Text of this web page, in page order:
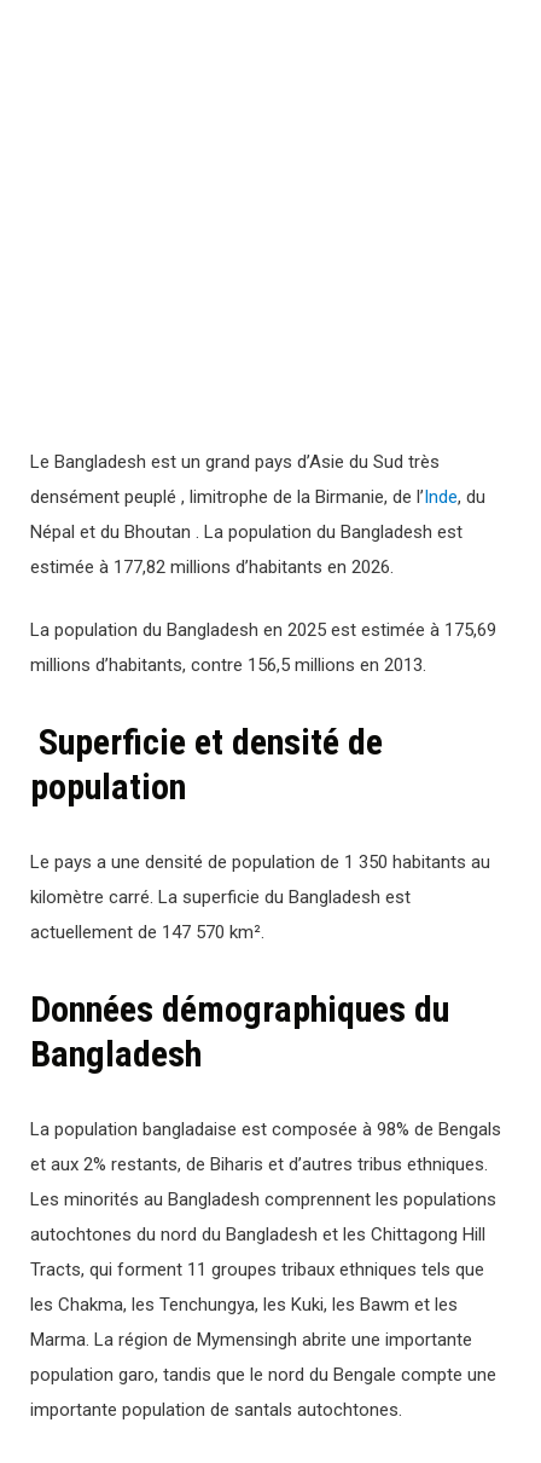
Le Bangladesh est un grand pays d’Asie du Sud très
densément peuplé , limitrophe de la Birmanie, de l’Inde, du
Népal et du Bhoutan . La population du Bangladesh est
estimée à 177,82 millions d’habitants en 2026.
La population du Bangladesh en 2025 est estimée à 175,69
millions d’habitants, contre 156,5 millions en 2013.
Superficie et densité de
population
Le pays a une densité de population de 1 350 habitants au
kilomètre carré. La superficie du Bangladesh est
actuellement de 147 570 km².
Données démographiques du
Bangladesh
La population bangladaise est composée à 98% de Bengals
et aux 2% restants, de Biharis et d’autres tribus ethniques.
Les minorités au Bangladesh comprennent les populations
autochtones du nord du Bangladesh et les Chittagong Hill
Tracts, qui forment 11 groupes tribaux ethniques tels que
les Chakma, les Tenchungya, les Kuki, les Bawm et les
Marma. La région de Mymensingh abrite une importante
population garo, tandis que le nord du Bengale compte une
importante population de santals autochtones.